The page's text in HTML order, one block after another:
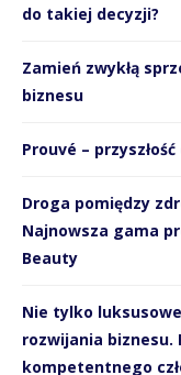
do takiej decyzji?
Zamień zwykłą
biznesu
Prouvé –
Droga pomiędzy
Najnowsza gama
Beauty
Nie tylko
rozwijania biznesu.
kompetentnego